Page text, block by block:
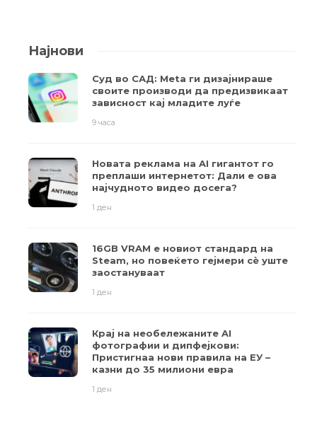
Најнови
Суд во САД: Meta ги дизајнираше
своите производи да предизвикаат
зависност кај младите луѓе
9 часа
Новата реклама на AI гигантот го
преплаши интернетот: Дали е ова
најчудното видео досега?
1 ден
16GB VRAM е новиот стандард на
Steam, но повеќето гејмери ​​сè уште
заостануваат
1 ден
Крај на необележаните AI
фотографии и дипфејкови:
Пристигнаа нови правила на ЕУ –
казни до 35 милиони евра
1 ден